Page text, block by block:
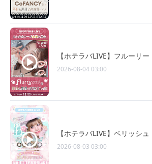
【ホテラバLIVE】フルーリ
2026-08-04 03:00
【ホテラバLIVE】ベリッシ
2026-08-03 03:00